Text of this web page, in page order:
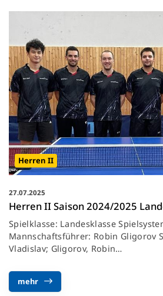
Herren II
27.07.2025
Herren II Saison 2024/2025
Spielklasse: Landesklasse
Mannschaftsführer: Robin Gligorov
Vladislav; Gligorov, Robin…
mehr